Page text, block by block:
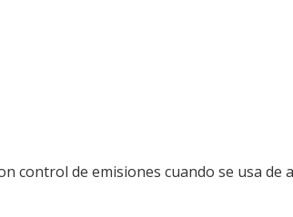
control de emisiones cuando se usa